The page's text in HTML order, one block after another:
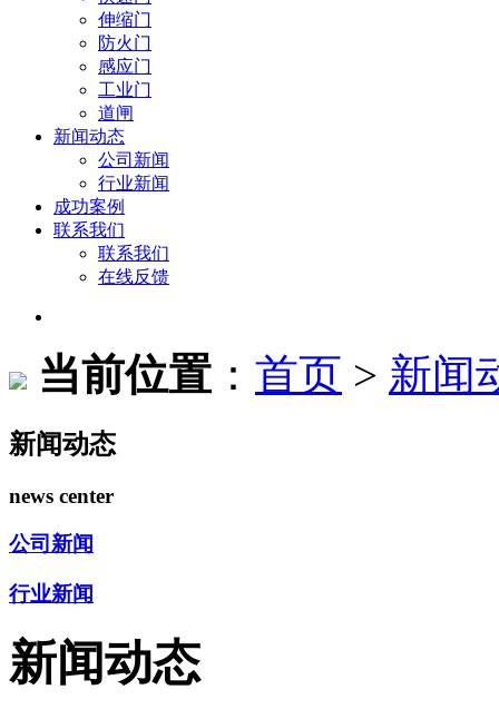
伸缩门
防火门
感应门
工业门
道闸
新闻动态
公司新闻
行业新闻
成功案例
联系我们
联系我们
在线反馈
当前位置 ： 首页 > 新闻
新闻动态
news center
公司新闻
行业新闻
新闻动态